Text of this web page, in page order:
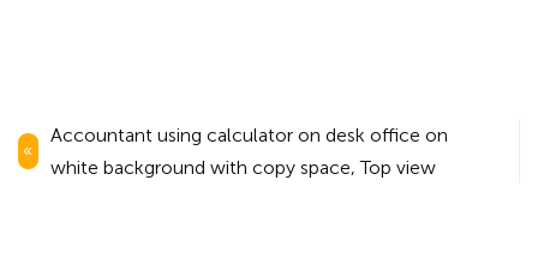
Navegación
de
Accountant using calculator on desk office on
white background with copy space, Top view